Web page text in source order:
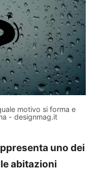
motivo si forma e
- designmag.it
uno dei
abitazioni